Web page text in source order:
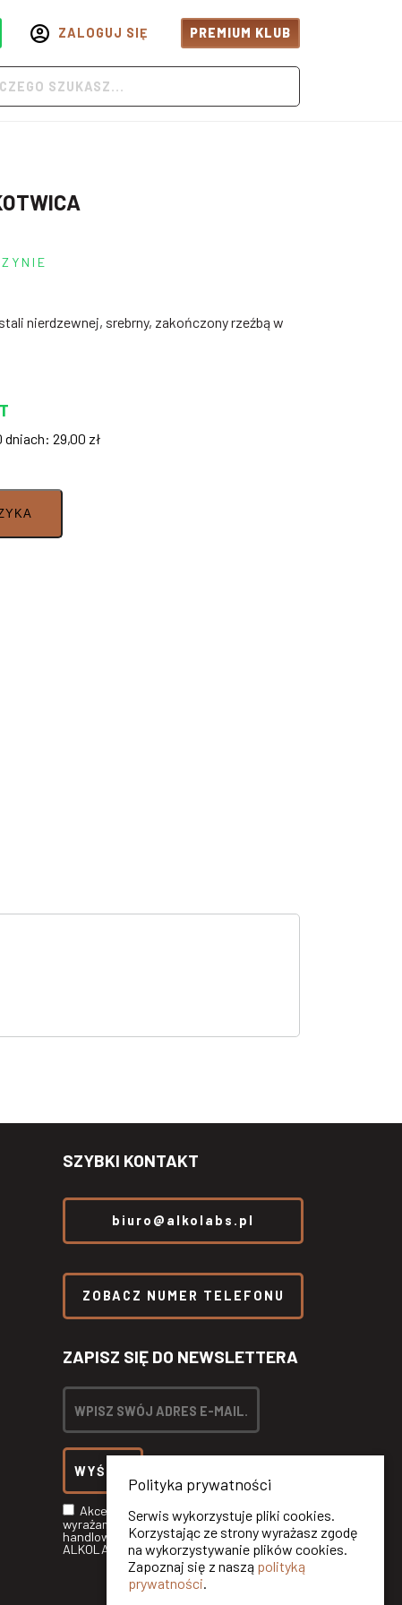
ZALOGUJ SIĘ PREMIUM KLUB
nierdzewnej, srebrny, zakończony rzeźbą w
dniach:29,00 zł
SZYBKI KONTAKT
biuro@alkolabs.pl
ZOBACZ NUMER TELEFONU
ZAPISZ SIĘ DO NEWSLETTERA
AkceptujęPolitykę Prywatności oraz
wyrażam zgodę na otrzymywanie informacji
handlowych drogą elektroniczną od
ALKOLABS SP. Z O.O.*
Polityka prywatności
Serwis wykorzystuje pliki cookies.
Korzystając ze strony wyrażasz zgodę
na wykorzystywanie plików cookies.
Zapoznaj się z naszą polityką
prywatności.